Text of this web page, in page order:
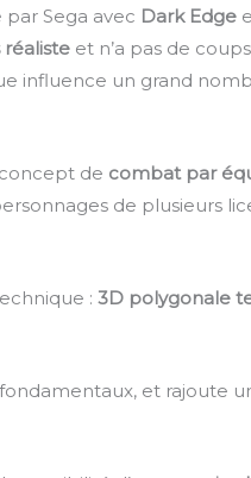
Sega avec Dark Edge
et n’a pas de
influence un grand
de combat par
de plusieurs
: 3D polygonale
et rajoute